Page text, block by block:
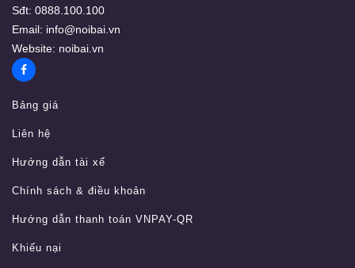
Sđt: 0888.100.100
Email: info@noibai.vn
Website: noibai.vn
Bảng giá
Liên hệ
Hướng dẫn tài xế
Chính sách & điều khoản
Hướng dẫn thanh toán VNPAY-QR
Khiếu nại